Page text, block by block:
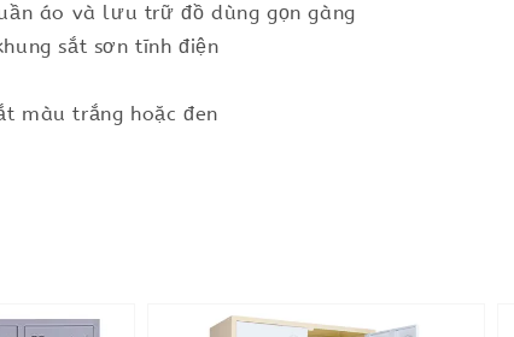
áo và lưu trữ đồ dùng gọn gàng
sắt sơn tĩnh điện
màu trắng hoặc đen